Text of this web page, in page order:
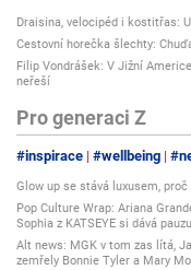
Draisina, velocipéd i kostitřas:
Cestovní horečka šlechty:
Filip Vondrášek: V Jižní
neřeší
Pro generaci Z
#inspirace #wellbeing
Glow up se stává luxusem,
Pop Culture Wrap: Ariana
Sophia z KATSEYE si dává
Alt news: MGK v tom zas lítá,
zemřely Bonnie Tyler a Mary